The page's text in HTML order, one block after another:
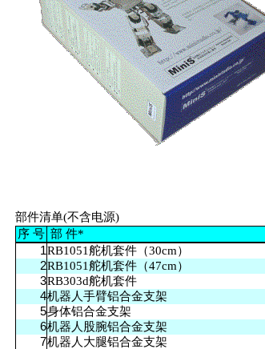
部件清单(不含电源)
序 号 部 件*
1RB1051舵机套件（30cm）
2RB1051舵机套件（47cm）
3RB303d舵机套件
4机器人手臂铝合金支架
5身体铝合金支架
6机器人股腕铝合金支架
7机器人大腿铝合金支架